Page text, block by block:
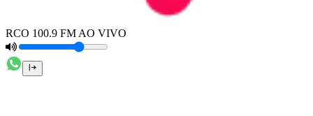
RCO 100.9 FM AO VIVO